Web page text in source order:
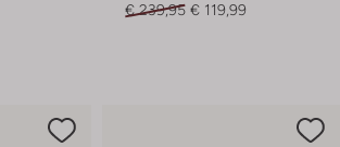
€ 239,95 € 119,99